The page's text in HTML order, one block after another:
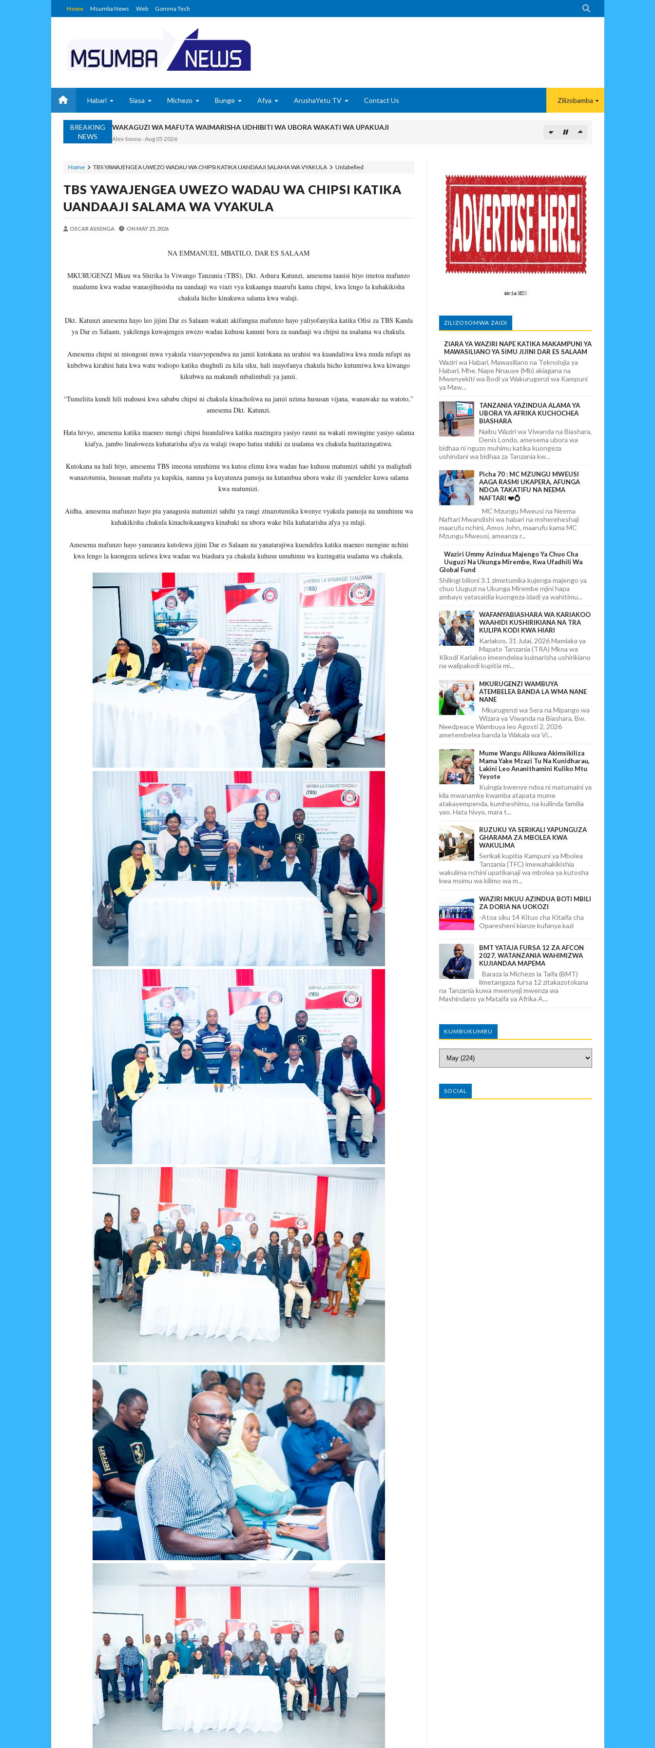
Home Msumba News Web Gomma Tech 
Habari Siasa Michezo Bunge Afya ArushaYetu TV Contact Us Zilizobamba
BREAKING
NEWS
WAKAGUZI WA MAFUTA WAIMARISHA UDHIBITI WA UBORA WAKATI WA UPAKUAJI
Alex Sonna-Aug 05 2026
BARRICK NORTH MARA YAZIDI KUBORESHA MAISHA YA WANANCHI TARIME KUPITIA UTEKELEZAJI WA MKAKATI ENDELEVU
WAKULIMA, WAFUGAJI, WAVUVI WAPONGEZWA KWA KUCHANGIA UTOSHELEVU WA CHAKULA NCHINI
Shamba Langu La Hekari Kumi Lilikuwa Halitoi Mavuno Hata Kidogo Wakati La Jirani Likistawi, Mpaka Laana Ya Ardhi Ilipondolewa
Zawadi -Aug 05 2026
Mume Wangu Alipoteza Hamu Na Mimi Na Kuanza Kutumia Pesa Zote Nje, Mpaka Dawa Ya Mvuto Na Mahaba Iliporudisha Heshima
Zawadi-Aug 05 2026
Kila Pesa Niliyopata Ilikuwa Ikipotea Kisiri Bila Kufanya Cha Maana, Mpaka Nilipovunja Mtego Wa Chuma Ulete
Aug 05 2026
WAMILIKI VITUO VYA KULEA WATOTO WAHIMIZWA KUWEKEZA KWA WALEZI WENYE TAALUMA
OSCAR ASSENGA-Aug 05 2026
TARURA ARUSHA YAONGEZA KASI UJENZI WA BARABARA ZA AFCON
Aug 05 2026
OSCAR ASSENGA
OSCAR ASSENGA Aug 05 2026
WAKAGUZI WA MAFUTA WAIMARISHA UDHIBITI WA UBORA WAKATI WA UPAKUAJI
Home Unlabelled
TBS YAWAJENGEA UWEZO WADAU WA CHIPSI KATIKA UANDAAJI SALAMA WA VYAKULA
TBS YAWAJENGEA UWEZO WADAU WA CHIPSI KATIKA
UANDAAJI SALAMA WA VYAKULA
OSCAR ASSENGA ON MAY 25, 2026
NA EMMANUEL MBATILO, DAR ES SALAAM
MKURUGENZI Mkuu wa Shirika la Viwango Tanzania (TBS), Dkt. Ashura Katunzi, amesema taasisi hiyo imetoa mafunzo
maalumu kwa wadau wanaojihusisha na uandaaji wa viazi vya kukaanga maarufu kama chipsi, kwa lengo la kuhakikisha
chakula hicho kinakuwa salama kwa walaji.
Dkt. Katunzi amesema hayo leo jijini Dar es Salaam wakati akifungua mafunzo hayo yaliyofanyika katika Ofisi za TBS Kanda
ya Dar es Salaam, yakilenga kuwajengea uwezo wadau kuhusu kanuni bora za uandaaji wa chipsi na usalama wa chakula.
Amesema chipsi ni miongoni mwa vyakula vinavyopendwa na jamii kutokana na urahisi wa kuandaliwa kwa muda mfupi na
kubebwa kirahisi hata kwa watu waliopo katika shughuli za kila siku, hali inayofanya chakula hicho kutumiwa kwa kiwango
kikubwa na makundi mbalimbali ya jamii.
“Tumeliita kundi hili mahsusi kwa sababu chipsi ni chakula kinacholiwa na jamii nzima hususan vijana, wanawake na watoto,”
amesema Dkt. Katunzi.
Hata hivyo, amesema katika maeneo mengi chipsi huandaliwa katika mazingira yasiyo rasmi na wakati mwingine yasiyo salama
kiafya, jambo linaloweza kuhatarisha afya za walaji iwapo hatua stahiki za usalama wa chakula hazitazingatiwa.
Kutokana na hali hiyo, amesema TBS imeona umuhimu wa kutoa elimu kwa wadau hao kuhusu matumizi sahihi ya malighafi
wanazotumia, hususan mafuta ya kupikia, namna ya kuyatunza pamoja na kutambua ubora wake ili yaendelee kuwa salama
kwa matumizi.
Aidha, amesema mafunzo hayo pia yanagusia matumizi sahihi ya rangi zinazotumika kwenye vyakula pamoja na umuhimu wa
kuhakikisha chakula kinachokaangwa kinabaki na ubora wake bila kuhatarisha afya ya mlaji.
Amesema mafunzo hayo yameanza kutolewa jijini Dar es Salaam na yanatarajiwa kuendelea katika maeneo mengine nchini
kwa lengo la kuongeza uelewa kwa wadau wa biashara ya chakula kuhusu umuhimu wa kuzingatia usalama wa chakula.
ZILIZOSOMWA ZAIDI
ZIARA YA WAZIRI NAPE KATIKA MAKAMPUNI YA
MAWASILIANO YA SIMU JIJINI DAR ES SALAAM
Waziri wa Habari, Mawasiliano na Teknolojia ya
Habari, Mhe. Nape Nnauye (Mb) akiagana na
Mwenyekiti wa Bodi ya Wakurugenzi wa Kampuni
ya Maw...
TANZANIA YAZINDUA ALAMA YA
UBORA YA AFRIKA KUCHOCHEA
BIASHARA
Naibu Waziri wa Viwanda na Biashara,
Denis Londo, amesema ubora wa
bidhaa ni nguzo muhimu katika kuongeza
ushindani wa bidhaa za Tanzania kw...
Picha 70 : MC MZUNGU MWEUSI
AAGA RASMI UKAPERA, AFUNGA
NDOA TAKATIFU NA NEEMA
NAFTARI ❤️💍
MC Mzungu Mweusi na Neema
Naftari Mwandishi wa habari na mshereheshaji
maarufu nchini, Amos John, maarufu kama MC
Mzungu Mweusi, ameanza r...
Waziri Ummy Azindua Majengo Ya Chuo Cha
Uuguzi Na Ukunga Mirembe, Kwa Ufadhili Wa
Global Fund
Shilingi bilioni 3.1 zimetumika kujenga majengo ya
chuo Uuguzi na Ukunga Mirembe mjini hapa
ambayo yatasaidia kuongeza idadi ya wahitimu...
WAFANYABIASHARA WA KARIAKOO
WAAHIDI KUSHIRIKIANA NA TRA
KULIPA KODI KWA HIARI
Kariakoo, 31 Julai, 2026 Mamlaka ya
Mapato Tanzania (TRA) Mkoa wa
Kikodi Kariakoo imeendelea kuimarisha ushirikiano
na walipakodi kupitia mi...
MKURUGENZI WAMBUYA
ATEMBELEA BANDA LA WMA NANE
NANE
Mkurugenzi wa Sera na Mipango wa
Wizara ya Viwanda na Biashara, Bw.
Needpeace Wambuya leo Agosti 2, 2026
ametembelea banda la Wakala wa Vi...
Mume Wangu Alikuwa Akimsikiliza
Mama Yake Mzazi Tu Na Kunidharau,
Lakini Leo Ananithamini Kuliko Mtu
Yeyote
Kuingia kwenye ndoa ni matumaini ya
kila mwanamke kwamba atapata mume
atakayempenda, kumheshimu, na kuilinda familia
yao. Hata hivyo, mara t...
RUZUKU YA SERIKALI YAPUNGUZA
GHARAMA ZA MBOLEA KWA
WAKULIMA
Serikali kupitia Kampuni ya Mbolea
Tanzania (TFC) imewahakikishia
wakulima nchini upatikanaji wa mbolea ya kutosha
kwa msimu wa kilimo wa m...
WAZIRI MKUU AZINDUA BOTI MBILI
ZA DORIA NA UOKOZI
-Atoa siku 14 Kituo cha Kitaifa cha
Oparesheni kianze kufanya kazi
BMT YATAJA FURSA 12 ZA AFCON
2027, WATANZANIA WAHIMIZWA
KUJIANDAA MAPEMA
Baraza la Michezo la Taifa (BMT)
limetangaza fursa 12 zitakazotokana
na Tanzania kuwa mwenyeji mwenza wa
Mashindano ya Mataifa ya Afrika A...
KUMBUKUMBU
SOCIAL